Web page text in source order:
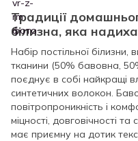
Традиції
білизна, яка
Набір постільної білизни,
тканини (50% бавовна,
поєднує в собі найкращі
синтетичних волокон.
повітропроникність і
міцності, довговічності
має приємну на дотик